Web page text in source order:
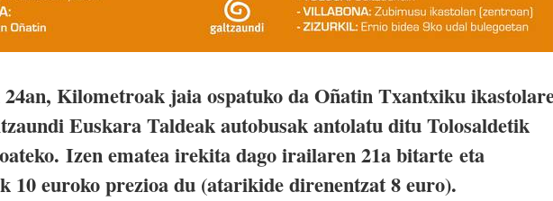
Kilometroak jaia ospatuko da Oñatin Txantxiku
Euskara Taldeak autobusak antolatu ditu Tolosaldetik
Izen ematea irekita dago irailaren 21a bitarte eta
10 euroko prezioa du (atarikide direnentzat 8 euro).